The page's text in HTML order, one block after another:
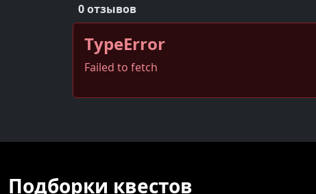
0 отзывов
TypeError
Failed to fetch
Подборки квестов